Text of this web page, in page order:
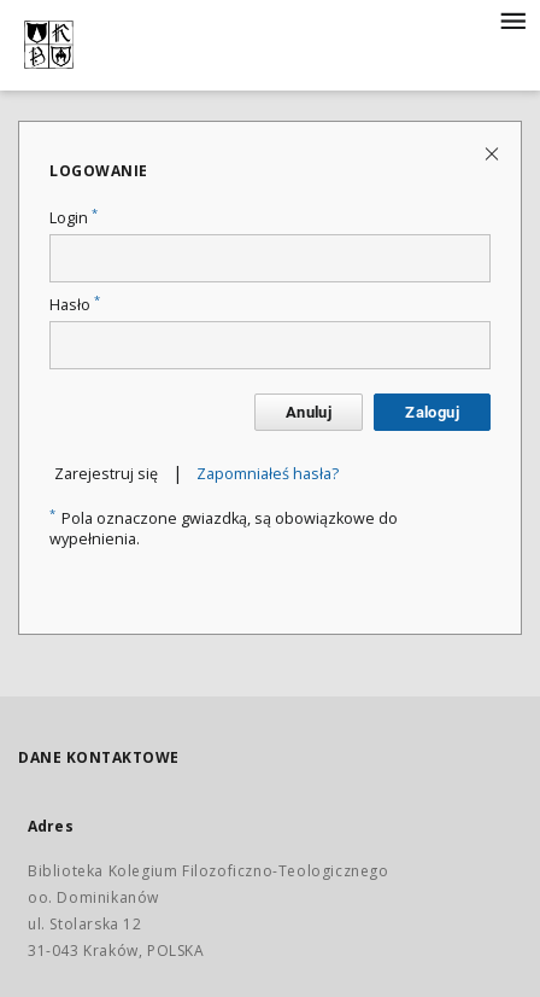
LOGOWANIE
Login *
Hasło *
Anuluj Zaloguj
Zarejestruj się | Zapomniałeś hasła?
* Pola oznaczone gwiazdką, są obowiązkowe do
wypełnienia.
DANE KONTAKTOWE
Adres
Biblioteka Kolegium Filozoficzno-Teologicznego
oo. Dominikanów
ul. Stolarska 12
31-043 Kraków, POLSKA